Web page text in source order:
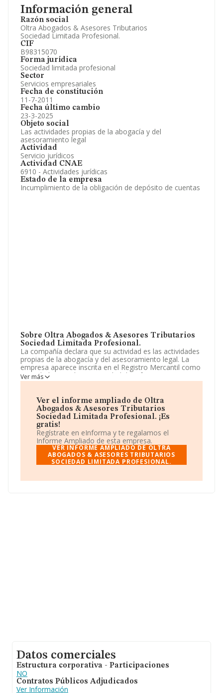
Información general
Razón social
Oltra Abogados & Asesores Tributarios
Sociedad Limitada Profesional.
CIF
B98315070
Forma jurídica
Sociedad limitada profesional
Sector
Servicios empresariales
Fecha de constitución
11-7-2011
Fecha último cambio
23-3-2025
Objeto social
Las actividades propias de la abogacía y del
asesoramiento legal
Actividad
Servicio jurídicos
Actividad CNAE
6910 - Actividades jurídicas
Estado de la empresa
Incumplimiento de la obligación de depósito de cuentas
Sobre Oltra Abogados & Asesores Tributarios
Sociedad Limitada Profesional.
La compañía declara que su actividad es las actividades
propias de la abogacía y del asesoramiento legal. La
empresa aparece inscrita en el Registro Mercantil como
Sociedad Limitada. La actividad de referencia CNAE
corresponde a 'Actividades jurídicas', cuyo Código es
exteriores.
Para llamar las oficinas se puede hacer a través del
número 960501432.
La sociedadOltra Abogados & Asesores
Tributarios Sociedad Limitada Profesional, con CIF
B98315070, se encuentra en Calle Sang núm. 1 1 3,
(46600), en el municipio de Alzira, Valencia, Comunidad
Ver más
Ver el informe ampliado de Oltra
Abogados & Asesores Tributarios
Sociedad Limitada Profesional. ¡Es
gratis!
Regístrate en eInforma y te regalamos el
Informe Ampliado de esta empresa.
VER INFORME AMPLIADO DE OLTRA
ABOGADOS & ASESORES TRIBUTARIOS
SOCIEDAD LIMITADA PROFESIONAL.
Accionistas.
Participaciones y Vinculaciones en otras empresas.
Artículos de prensa publicados sobre la empresa.
Información oficial y registral complementaria.
Datos comerciales
Estructura corporativa - Participaciones
NO
Contratos Públicos Adjudicados
Ver Información